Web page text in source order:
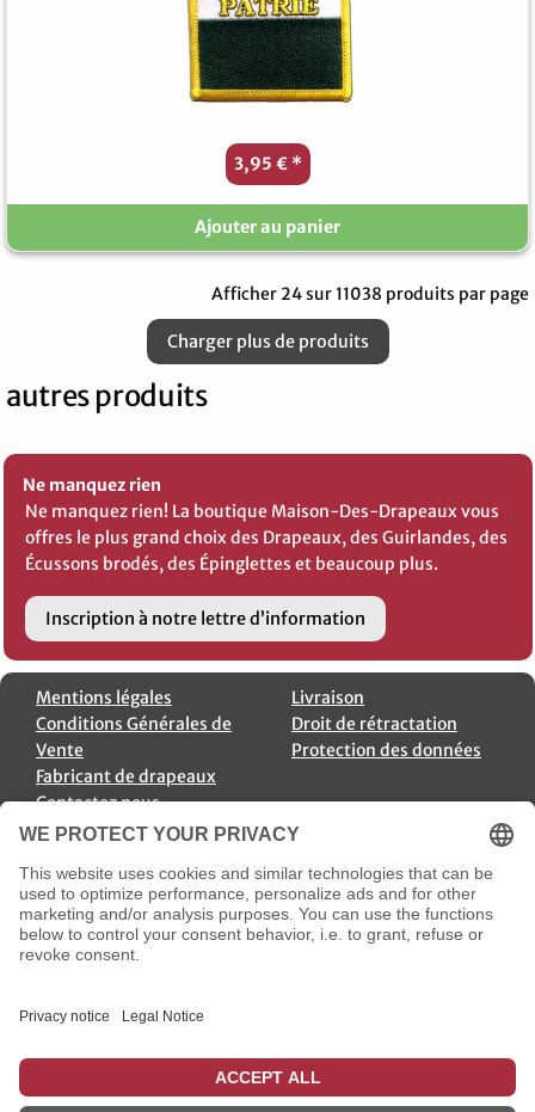
3,95 € *
Ajouter au panier
Afficher 24 sur 11038 produits par page
Charger plus de produits
autres produits
Ne manquez rien
Ne manquez rien! La boutique Maison-Des-Drapeaux vous
offres le plus grand choix des Drapeaux, des Guirlandes, des
Écussons brodés, des Épinglettes et beaucoup plus.
Inscription à notre lettre d’information
Mentions légales
Conditions Générales de
Vente
Fabricant de drapeaux
Contactez nous
Livraison
Droit de rétractation
Protection des données
Payment Options